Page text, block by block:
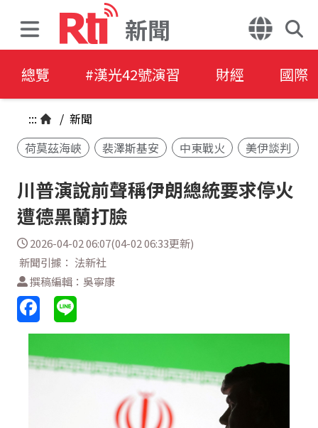
新聞
總覽 #漢光42號演習 財經 國際
::: / 新聞
荷莫茲海峽
裴澤斯基安 中東戰火 美伊談判
川普演說前聲稱伊朗總統要求停火
遭德黑蘭打臉
2026-04-02 06:07(04-02 06:33更新)
新聞引據： 法新社
撰稿編輯：吳寧康